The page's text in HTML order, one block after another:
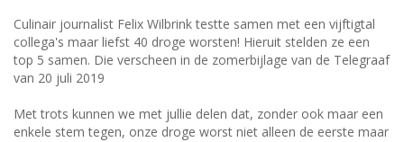
Culinair journalist Felix Wilbrink testte samen met een vijftigtal
collega's maar liefst 40 droge worsten! Hieruit stelden ze een
top 5 samen. Die verscheen in de zomerbijlage van de Telegraaf
van 20 juli 2019
Met trots kunnen we met jullie delen dat, zonder ook maar een
enkele stem tegen, onze droge worst niet alleen de eerste maar